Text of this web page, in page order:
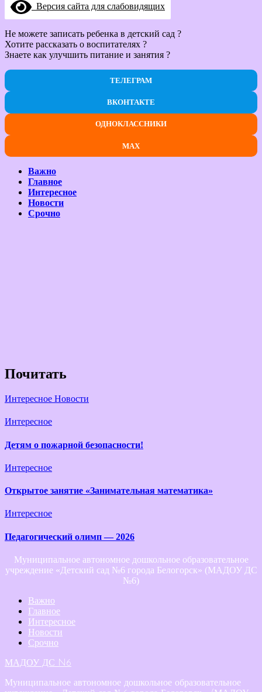
Версия сайта для слабовидящих
Не можете записать ребенка в детский сад ?
Хотите рассказать о воспитателях ?
Знаете как улучшить питание и занятия ?
ТЕЛЕГРАМ
ВКОНТАКТЕ
ОДНОКЛАССНИКИ
MAX
Важно
Главное
Интересное
Новости
Срочно
Почитать
Интересное Новости
Интересное
Детям о пожарной безопасности!
Интересное
Открытое занятие «Занимательная математика»
Интересное
Педагогический олимп — 2026
Муниципальное автономное дошкольное образовательное
учреждение «Детский сад №6 города Белогорск» (МАДОУ ДС
№6)
Важно
Главное
Интересное
Новости
Срочно
МАДОУ ДС N6
Муниципальное автономное дошкольное образовательное